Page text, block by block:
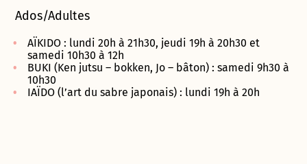
Ados/Adultes
AÏKIDO : lundi 20h à 21h30, jeudi 19h à 20h30 et
samedi 10h30 à 12h
BUKI (Ken jutsu – bokken, Jo – bâton) : samedi 9h30 à
10h30
IAÏDO (l’art du sabre japonais) : lundi 19h à 20h